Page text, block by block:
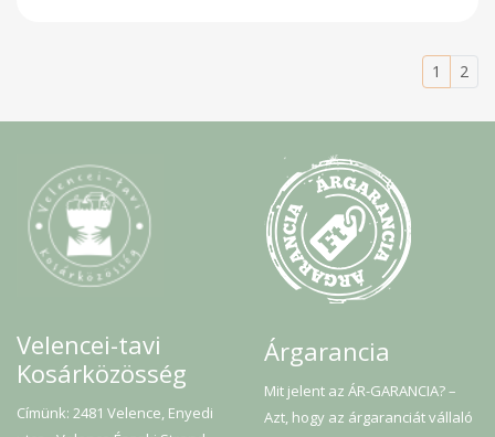
1 2
Velencei-tavi
Kosárközösség
Címünk: 2481 Velence, Enyedi
Árgarancia
Mit jelent az ÁR-GARANCIA? –
Azt, hogy az árgaranciát vállaló